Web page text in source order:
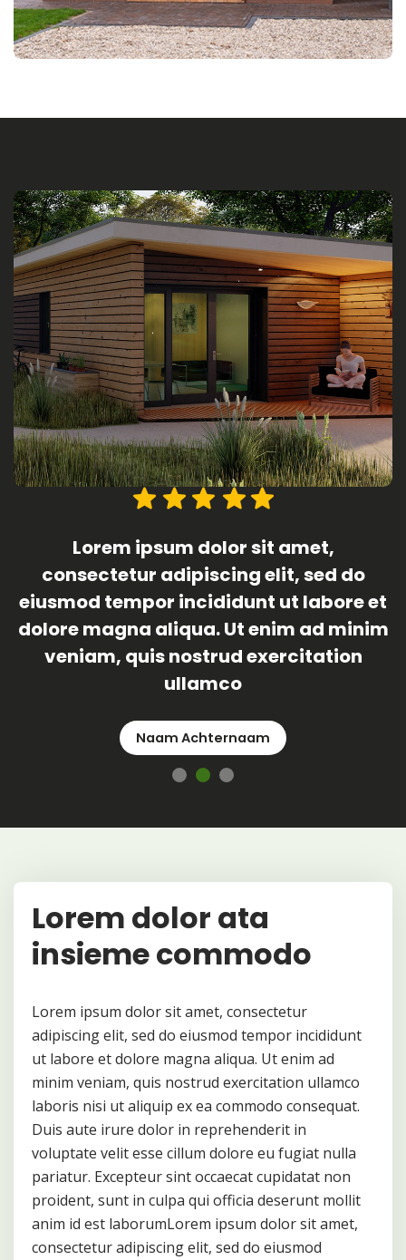
Lorem ipsum dolor sit amet,
consectetur adipiscing elit, sed do
eiusmod tempor incididunt ut labore et
dolore magna aliqua. Ut enim ad minim
veniam, quis nostrud exercitation
ullamco
Naam Achternaam
Lorem dolor ata
insieme commodo
Lorem ipsum dolor sit amet, consectetur
adipiscing elit, sed do eiusmod tempor incididunt
ut labore et dolore magna aliqua. Ut enim ad
minim veniam, quis nostrud exercitation ullamco
laboris nisi ut aliquip ex ea commodo consequat.
Duis aute irure dolor in reprehenderit in
voluptate velit esse cillum dolore eu fugiat nulla
pariatur. Excepteur sint occaecat cupidatat non
proident, sunt in culpa qui officia deserunt mollit
anim id est laborumLorem ipsum dolor sit amet,
consectetur adipiscing elit, sed do eiusmod